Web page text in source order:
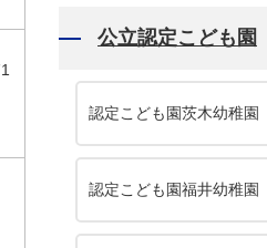
公立認定こども園
認定こども園茨木幼稚園
認定こども園福井幼稚園